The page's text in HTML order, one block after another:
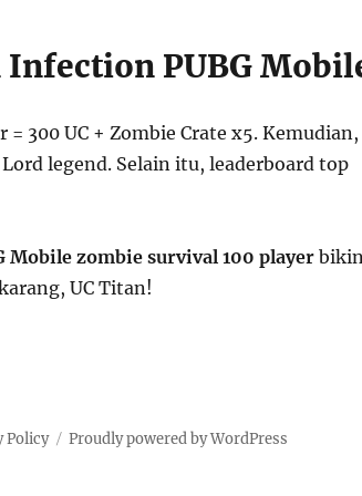
Infection PUBG
300 UC + Zombie Crate x5. Kemudian,
legend. Selain itu, leaderboard top
Mobile zombie survival 100 player
UC Titan!
Policy Proudly powered by WordPress